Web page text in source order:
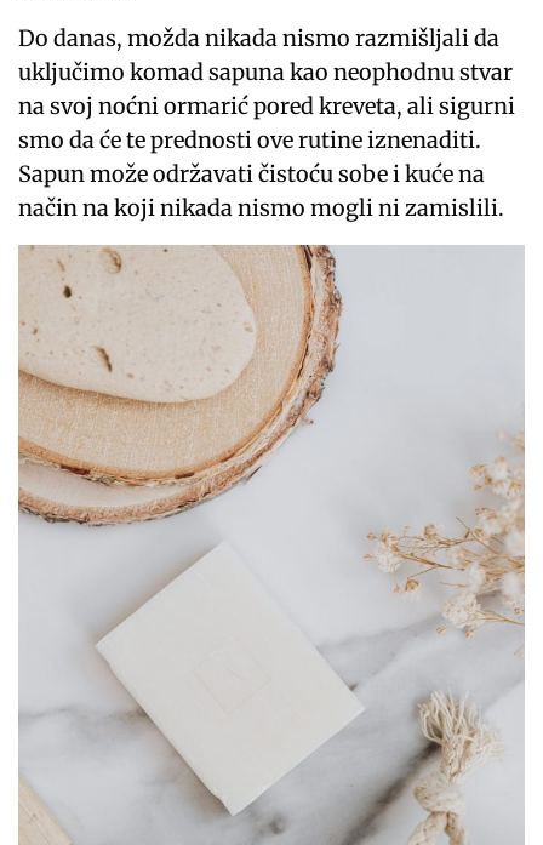
Do danas, možda nikada nismo razmišljali da
uključimo komad sapuna kao neophodnu stvar
na svoj noćni ormarić pored kreveta, ali sigurni
smo da će te prednosti ove rutine iznenaditi.
Sapun može održavati čistoću sobe i kuće na
način na koji nikada nismo mogli ni zamislili.